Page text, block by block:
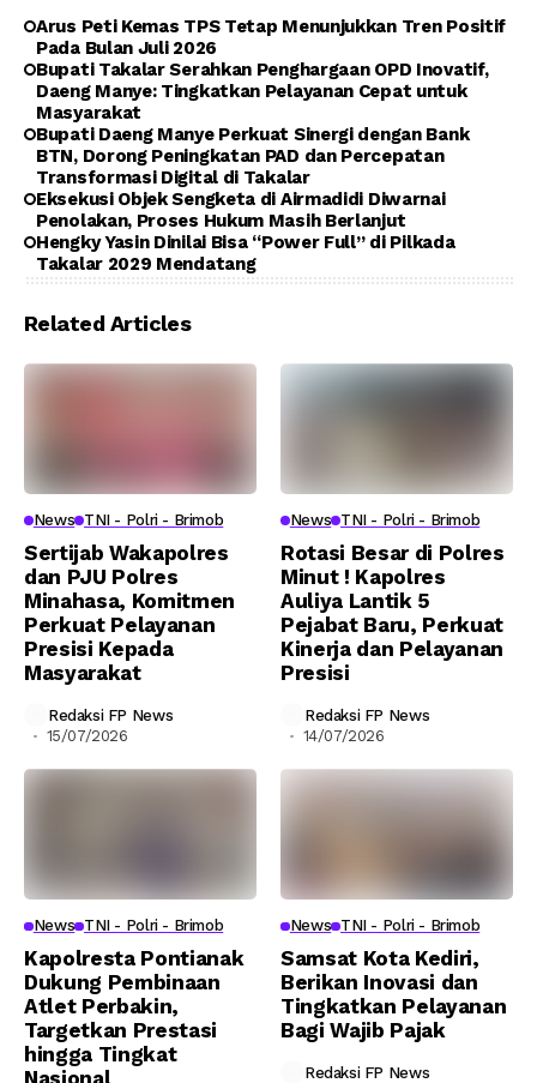
Arus Peti Kemas TPS Tetap Menunjukkan Tren Positif
Pada Bulan Juli 2026
Bupati Takalar Serahkan Penghargaan OPD Inovatif,
Daeng Manye: Tingkatkan Pelayanan Cepat untuk
Masyarakat
Bupati Daeng Manye Perkuat Sinergi dengan Bank
BTN, Dorong Peningkatan PAD dan Percepatan
Transformasi Digital di Takalar
Eksekusi Objek Sengketa di Airmadidi Diwarnai
Penolakan, Proses Hukum Masih Berlanjut
Hengky Yasin Dinilai Bisa “Power Full” di Pilkada
Takalar 2029 Mendatang
Related Articles
News TNI - Polri - Brimob
Sertijab Wakapolres
dan PJU Polres
Minahasa, Komitmen
Perkuat Pelayanan
Presisi Kepada
Masyarakat
Redaksi FP News
15/07/2026
News TNI - Polri - Brimob
Rotasi Besar di Polres
Minut ! Kapolres
Auliya Lantik 5
Pejabat Baru, Perkuat
Kinerja dan Pelayanan
Presisi
Redaksi FP News
14/07/2026
News TNI - Polri - Brimob
Kapolresta Pontianak
Dukung Pembinaan
Atlet Perbakin,
Targetkan Prestasi
hingga Tingkat
News TNI - Polri - Brimob
Samsat Kota Kediri,
Berikan Inovasi dan
Tingkatkan Pelayanan
Bagi Wajib Pajak
Redaksi FP News